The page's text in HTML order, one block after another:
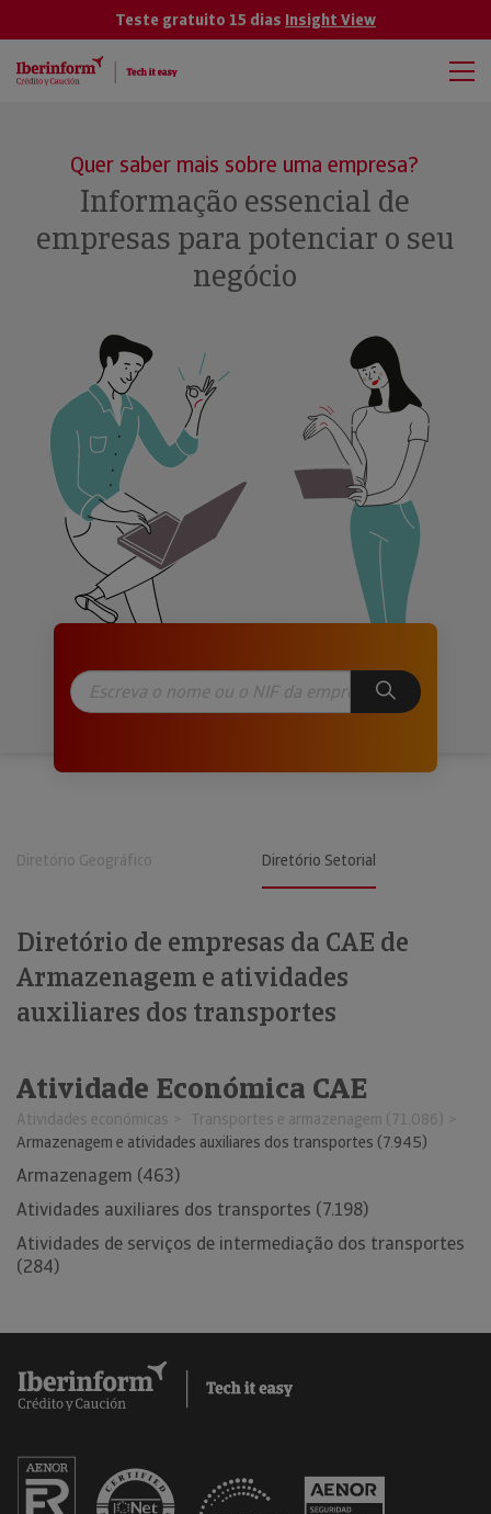
Teste gratuito 15 dias Insight View
Quer saber mais sobre uma empresa?
Informação essencial de
empresas para potenciar o seu
negócio
Diretório Geográfico Diretório Setorial
Diretório de empresas da CAE de
Armazenagem e atividades
auxiliares dos transportes
Atividade Económica CAE
Atividades económicas
Transportes e armazenagem (71.086)
Armazenagem e atividades auxiliares dos transportes (7.945)
Armazenagem (463)
Atividades auxiliares dos transportes (7.198)
Atividades de serviços de intermediação dos transportes
(284)